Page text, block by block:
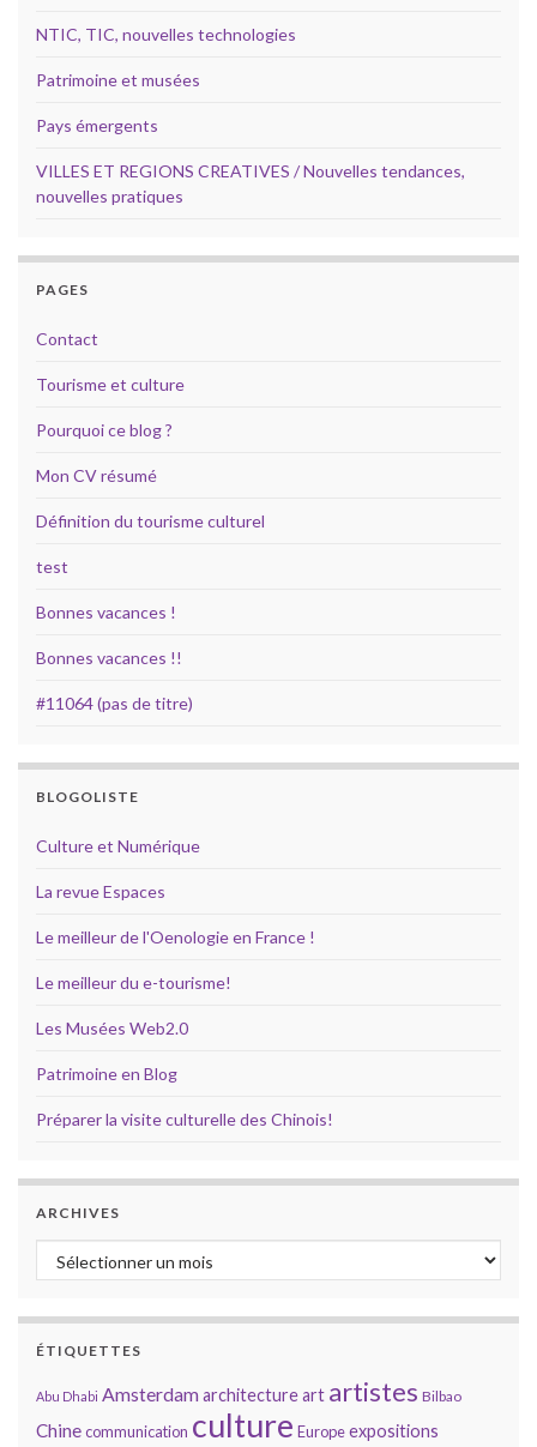
NTIC, TIC, nouvelles technologies
Patrimoine et musées
Pays émergents
VILLES ET REGIONS CREATIVES / Nouvelles tendances,
nouvelles pratiques
PAGES
Contact
Tourisme et culture
Pourquoi ce blog ?
Mon CV résumé
Définition du tourisme culturel
test
Bonnes vacances !
Bonnes vacances !!
#11064 (pas de titre)
BLOGOLISTE
Culture et Numérique
La revue Espaces
Le meilleur de l'Oenologie en France !
Le meilleur du e-tourisme!
Les Musées Web2.0
Patrimoine en Blog
Préparer la visite culturelle des Chinois!
ARCHIVES
Archives
ÉTIQUETTES
Abu Dhabi Amsterdamarchitectureart artistes Bilbao
Chinecommunication culture Europeexpositions